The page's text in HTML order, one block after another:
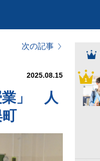
次の記事
2025.08.15
業」 人
1